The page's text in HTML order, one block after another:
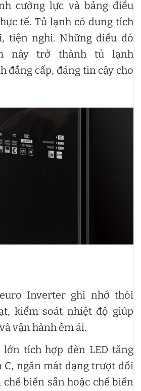
cường lực và bảng điều
tế. Tủ lạnh có dung tích
tiện nghi. Những điều đó
này trở thành tủ lạnh
đẳng cấp, đáng tin cậy cho
Inverter ghi nhớ thói
kiểm soát nhiệt độ giúp
vận hành êm ái.
lớn tích hợp đèn LED tăng
C, ngăn mát dạng trượt đối
biến sẵn hoặc chế biến